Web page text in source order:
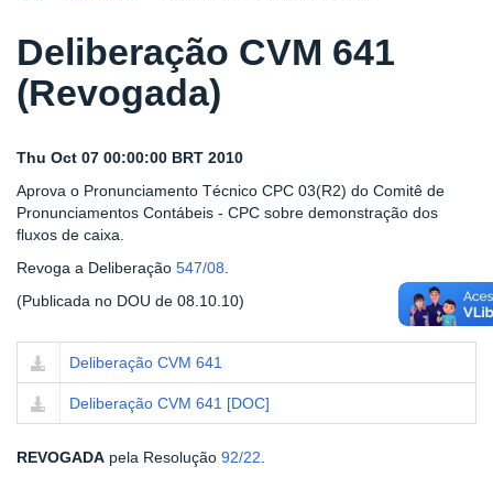
Deliberação CVM 641
(Revogada)
Thu Oct 07 00:00:00 BRT 2010
Aprova o Pronunciamento Técnico CPC 03(R2) do Comitê de
Pronunciamentos Contábeis - CPC sobre demonstração dos
fluxos de caixa.
Revoga a Deliberação 547/08
(Publicada no DOU de 08.10.10)
Deliberação CVM 641
Deliberação CVM 641 [DOC]
REVOGADA pela Resolução 92/22